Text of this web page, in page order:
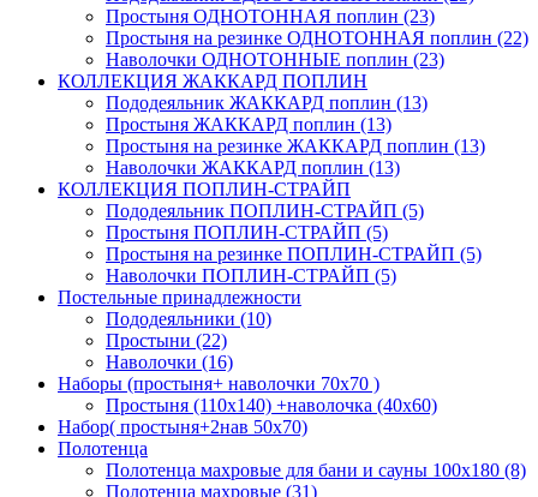
Простыня ОДНОТОННАЯ поплин (23)
Простыня на резинке ОДНОТОННАЯ поплин (22)
Наволочки ОДНОТОННЫЕ поплин (23)
КОЛЛЕКЦИЯ ЖАККАРД ПОПЛИН
Пододеяльник ЖАККАРД поплин (13)
Простыня ЖАККАРД поплин (13)
Простыня на резинке ЖАККАРД поплин (13)
Наволочки ЖАККАРД поплин (13)
КОЛЛЕКЦИЯ ПОПЛИН-СТРАЙП
Пододеяльник ПОПЛИН-СТРАЙП (5)
Простыня ПОПЛИН-СТРАЙП (5)
Простыня на резинке ПОПЛИН-СТРАЙП (5)
Наволочки ПОПЛИН-СТРАЙП (5)
Постельные принадлежности
Пододеяльники (10)
Простыни (22)
Наволочки (16)
Наборы (простыня+ наволочки 70х70 )
Простыня (110х140) +наволочка (40х60)
Набор( простыня+2нав 50х70)
Полотенца
Полотенца махровые для бани и сауны 100х180 (8)
Полотенца махровые (31)